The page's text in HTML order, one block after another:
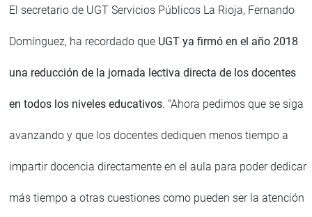
El secretario de UGT Servicios Públicos La Rioja, Fernando
Domínguez, ha recordado que UGT ya firmó en el año 2018
una reducción de la jornada lectiva directa de los docentes
en todos los niveles educativos. “Ahora pedimos que se siga
avanzando y que los docentes dediquen menos tiempo a
impartir docencia directamente en el aula para poder dedicar
más tiempo a otras cuestiones como pueden ser la atención